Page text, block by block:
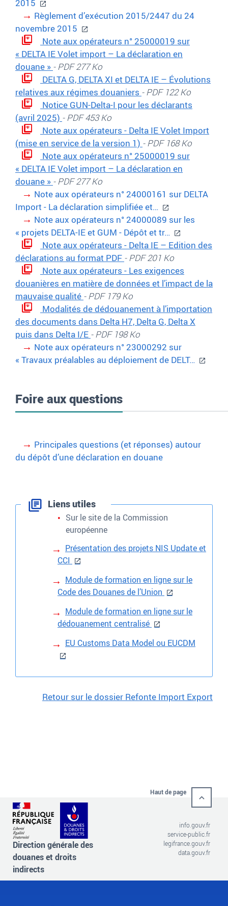
2015
Règlement d’exécution 2015/2447 du 24
novembre 2015
Note aux opérateurs n° 25000019 sur
« DELTA IE Volet import – La déclaration en
douane » - PDF 277 Ko
DELTA G, DELTA XI et DELTA IE – Évolutions
relatives aux régimes douaniers - PDF 122 Ko
Notice GUN-Delta-I pour les déclarants
(avril 2025) - PDF 453 Ko
Note aux opérateurs - Delta IE Volet Import
(mise en service de la version 1) - PDF 168 Ko
Note aux opérateurs n° 25000019 sur
« DELTA IE Volet import – La déclaration en
douane » - PDF 277 Ko
Note aux opérateurs n° 24000161 sur DELTA
Import - La déclaration simplifiée et…
Note aux opérateurs n° 24000089 sur les
« projets DELTA-IE et GUM - Dépôt et tr…
Note aux opérateurs - Delta IE – Edition des
déclarations au format PDF - PDF 201 Ko
Note aux opérateurs - Les exigences
douanières en matière de données et l’impact de la
mauvaise qualité - PDF 179 Ko
Modalités de dédouanement à l’importation
des documents dans Delta H7, Delta G, Delta X
puis dans Delta I/E - PDF 198 Ko
Note aux opérateurs n° 23000292 sur
« Travaux préalables au déploiement de DELT…
Foire aux questions
Principales questions (et réponses) autour
du dépôt d’une déclaration en douane
Liens utiles
Sur le site de la Commission
européenne
Présentation des projets NIS Update et
CCI
Module de formation en ligne sur le
Code des Douanes de l’Union
Module de formation en ligne sur le
dédouanement centralisé
EU Customs Data Model ou EUCDM
Retour sur le dossier Refonte Import Export
Haut de page
Direction générale des
douanes et droits
indirects
info.gouv.fr
service-public.fr
legifrance.gouv.fr
data.gouv.fr